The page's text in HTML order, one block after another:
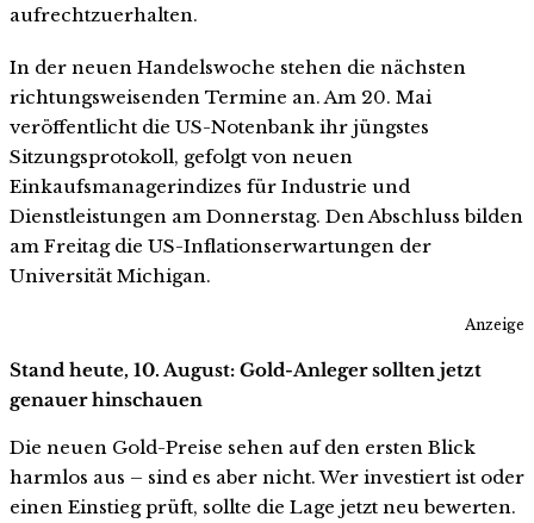
aufrechtzuerhalten.
In der neuen Handelswoche stehen die nächsten
richtungsweisenden Termine an. Am 20. Mai
veröffentlicht die US-Notenbank ihr jüngstes
Sitzungsprotokoll, gefolgt von neuen
Einkaufsmanagerindizes für Industrie und
Dienstleistungen am Donnerstag. Den Abschluss bilden
am Freitag die US-Inflationserwartungen der
Universität Michigan.
Anzeige
Stand heute, 10. August: Gold-Anleger sollten jetzt
genauer hinschauen
Die neuen Gold-Preise sehen auf den ersten Blick
harmlos aus – sind es aber nicht. Wer investiert ist oder
einen Einstieg prüft, sollte die Lage jetzt neu bewerten.